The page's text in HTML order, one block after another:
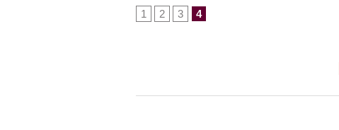
1 2 3 4